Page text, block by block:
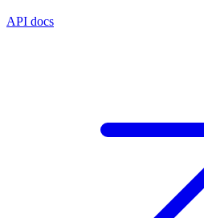
API docs